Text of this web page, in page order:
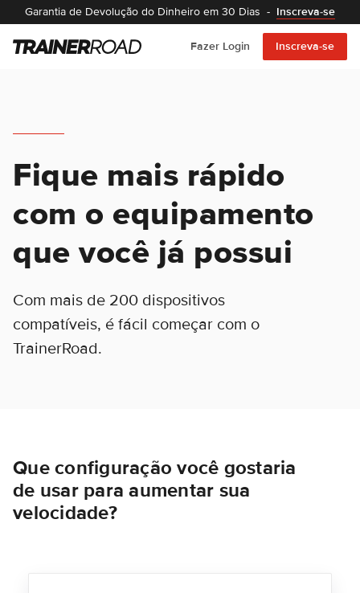
Garantia de Devolução do Dinheiro em 30 Dias - Inscreva-se
Fazer Login Inscreva-se
Fique mais rápido
com o equipamento
que você já possui
Com mais de 200 dispositivos
compatíveis, é fácil começar com o
TrainerRoad.
Que configuração você gostaria
de usar para aumentar sua
velocidade?